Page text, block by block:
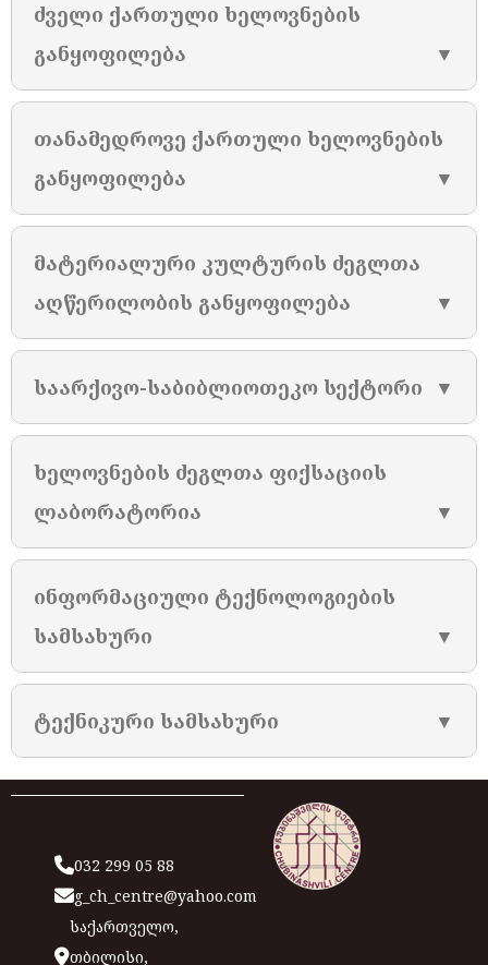
ძველი ქართული ხელოვნების
განყოფილება
▼
თანამედროვე ქართული ხელოვნების
განყოფილება
▼
მატერიალური კულტურის ძეგლთა
აღწერილობის განყოფილება
▼
საარქივო-საბიბლიოთეკო სექტორი ▼
ხელოვნების ძეგლთა ფიქსაციის
ლაბორატორია
▼
ინფორმაციული ტექნოლოგიების
სამსახური
▼
ტექნიკური სამსახური ▼
032 299 05 88
g_ch_centre@yahoo.com
საქართველო,
თბილისი,